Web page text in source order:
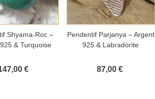
au panier
Shyama-Roc –
& Turquoise
€
Ajouter au panier
Pendentif Parjanya – Argent
925 & Labradorite
87,00 €